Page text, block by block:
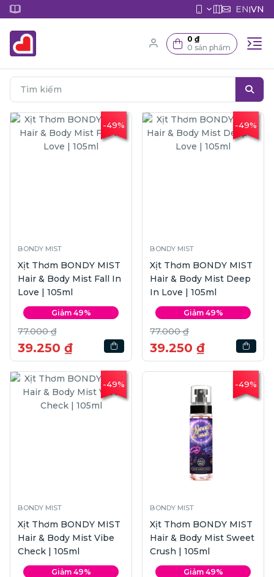
EN|VN
0 ₫
0 sản phẩm
-49%
BONDY MIST
Xịt Thơm BONDY MIST
Hair & Body Mist Fall In
Love | 105ml
Giảm 49%
77.000 ₫
39.250 ₫
-49%
BONDY MIST
Xịt Thơm BONDY MIST
Hair & Body Mist Deep
In Love | 105ml
Giảm 49%
77.000 ₫
39.250 ₫
-49%
BONDY MIST
Xịt Thơm BONDY MIST
Hair & Body Mist Vibe
Check | 105ml
Giảm 49%
-49%
BONDY MIST
Xịt Thơm BONDY MIST
Hair & Body Mist Sweet
Crush | 105ml
Giảm 49%